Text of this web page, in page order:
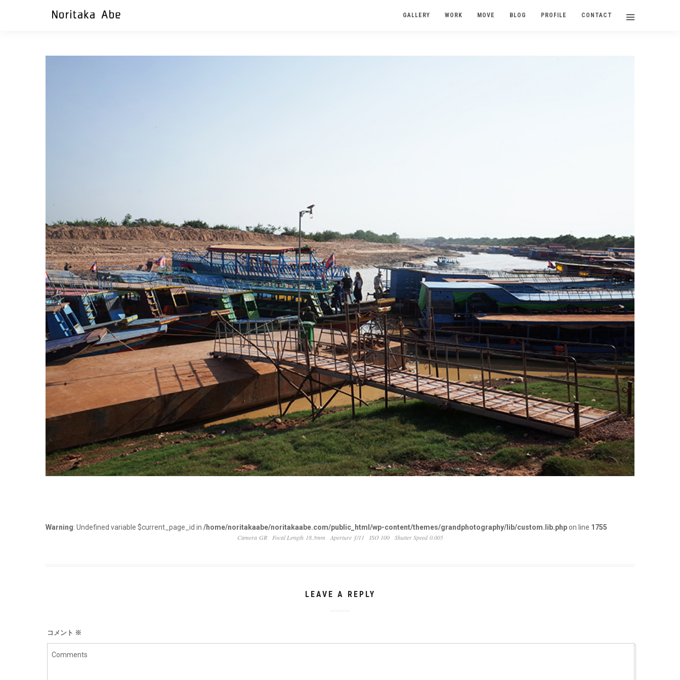
GALLERY WORK MOVE BLOG PROFILE CONTACT
Warning: Undefined variable $current_page_id in /home/noritakaabe/noritakaabe.com/public_html/wp-content/themes/grandphotography/lib/custom.lib.phpon line 1755
Camera GR
Focal Length 18.3mm Aperture ƒ/11 ISO 100 Shutter Speed 0.005
LEAVE A REPLY
コメント ※